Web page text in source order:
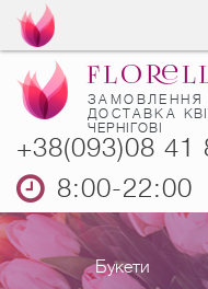
ЗАМОВЛЕННЯ І
ДОСТАВКА
ЧЕРНІГОВІ
+38(093)08 41
8:00-22:00
Букети